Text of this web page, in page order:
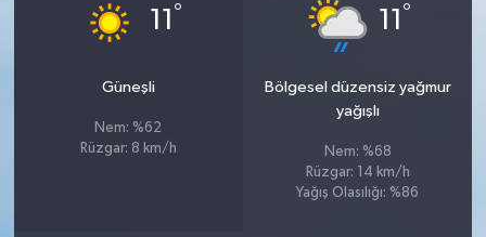
11 °
Güneşli
Nem: %62
Rüzgar: 8 km/h
11 °
Bölgesel düzensiz yağmur
yağışlı
Nem: %68
Rüzgar: 14 km/h
Yağış Olasılığı: %86